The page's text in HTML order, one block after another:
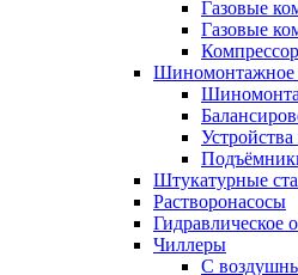
Газовые
Газовые
Шиномонтажное
Штукатурные
Растворонасосы
Гидравлическое
Чиллеры
С